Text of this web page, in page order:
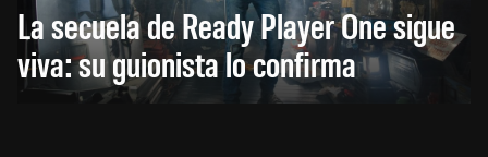
La secuela de Ready Player One sigue
viva: su guionista lo confirma